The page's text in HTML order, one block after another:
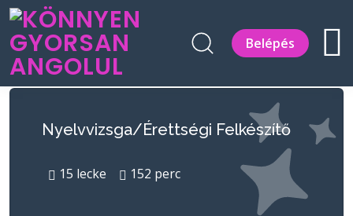
Belépés
Nyelvvizsga/Érettségi Felkészítő
15 lecke 152 perc